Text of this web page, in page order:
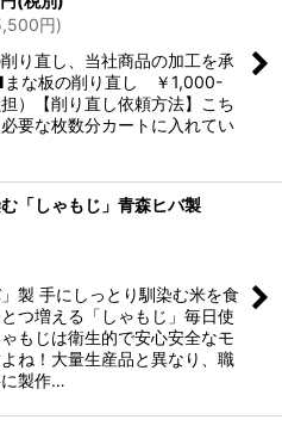
円)
り直し、当社商品の加工を承
まな板の削り直し ￥1,000-
担）【削り直し依頼方法】こち
要な枚数分カートに入れてい
「しゃもじ」青森ヒバ製
製 手にしっとり馴染む米を食
つ増える「しゃもじ」毎日使
もじは衛生的で安心安全なモ
ね！大量生産品と異なり、職
に製作…